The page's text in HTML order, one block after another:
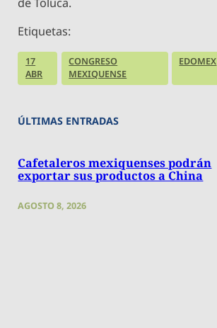
Etiquetas:
17
ABR
CONGRESO
MEXIQUENSE
EDOMEX
ÚLTIMAS ENTRADAS
Cafetaleros mexiquenses podrán
exportar sus productos a China
AGOSTO 8, 2026